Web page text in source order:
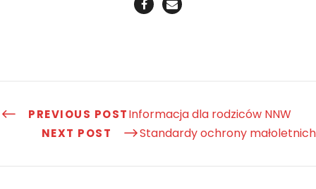
PREVIOUS POSTInformacja dla rodziców NNW
NEXT POST Standardy ochrony małoletnich